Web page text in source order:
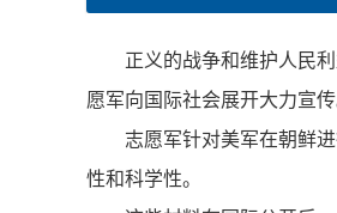
正义的战争和维护人民
愿军向国际社会展开大力宣
志愿军针对美军在朝鲜
性和科学性。